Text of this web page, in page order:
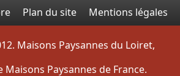
Plan du site Mentions légales
Maisons Paysannes du Loiret,
Paysannes de France.